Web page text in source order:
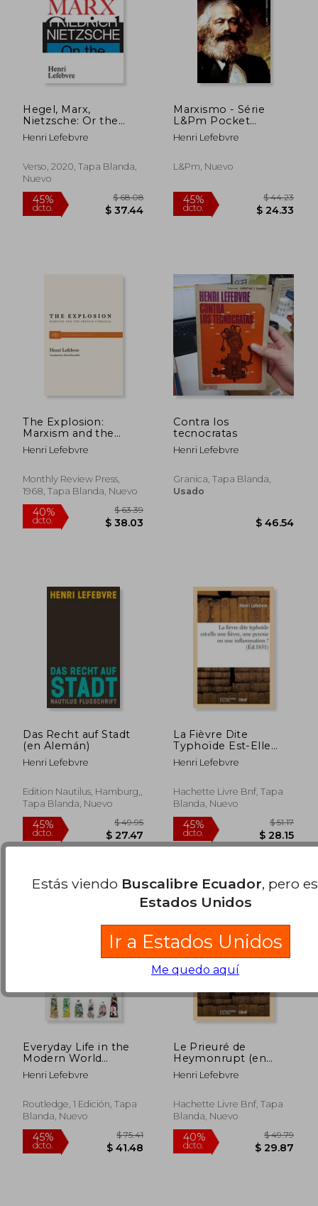
45%
dcto.
Hegel, Marx,
Nietzsche: Or the
Realm of Shadows
(en Inglés)
Henri Lefebvre
Verso, 2020, Tapa Blanda,
Nuevo
45%
dcto. $ 37.44
Marxismo - Série
L&Pm Pocket
Encyclopaedia (en
Portugués)
Henri Lefebvre
L&Pm, Nuevo
45%
dcto.
The Explosion:
Marxism and the
French Upheaval (en
Inglés)
Henri Lefebvre
Monthly Review Press,
1968, Tapa Blanda, Nuevo
40%
dcto.
$ 63.39
$ 38.03
Contra los
tecnocratas
Henri Lefebvre
Granica, Tapa Blanda,
Usado
$
Das Recht auf Stadt
(en Alemán)
Henri Lefebvre
Edition Nautilus, Hamburg,,
Tapa Blanda, Nuevo
La Fièvre Dite
Typhoïde Est-Elle
Une Fièvre, Une
Pyrexie Ou Une
Francés)
Henri Lefebvre
Hachette Livre Bnf, Tapa
Blanda, Nuevo
Everyday Life in the
Modern World
(Routledge Classics)
(en Inglés)
Henri Lefebvre
Routledge, 1 Edición, Tapa
Blanda, Nuevo
Le Prieuré de
Heymonrupt (en
Francés)
Henri Lefebvre
Hachette Livre Bnf, Tapa
Blanda, Nuevo
Estás viendo Buscalibre Ecuador, pero
Estados Unidos
Ir a Estados Unidos
Me quedo aquí